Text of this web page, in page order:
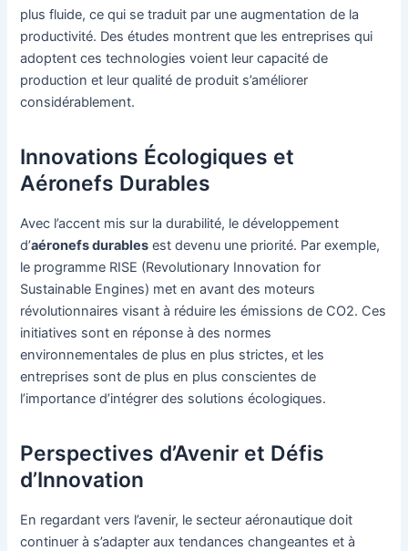
plus fluide, ce qui se traduit par une augmentation de la
productivité. Des études montrent que les entreprises qui
adoptent ces technologies voient leur capacité de
production et leur qualité de produit s’améliorer
considérablement.
Innovations Écologiques et
Aéronefs Durables
Avec l’accent mis sur la durabilité, le développement
d’aéronefs durables est devenu une priorité. Par exemple,
le programme RISE (Revolutionary Innovation for
Sustainable Engines) met en avant des moteurs
révolutionnaires visant à réduire les émissions de CO2. Ces
initiatives sont en réponse à des normes
environnementales de plus en plus strictes, et les
entreprises sont de plus en plus conscientes de
l’importance d’intégrer des solutions écologiques.
Perspectives d’Avenir et Défis
d’Innovation
En regardant vers l’avenir, le secteur aéronautique doit
continuer à s’adapter aux tendances changeantes et à